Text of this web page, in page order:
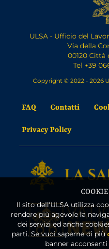
ULSA - Ufficio del
Via della
00120 Città
Tel +39
Copyright © 2022 - 2026
FAQ Contatti
Privacy Policy
Il sito dell'ULSA utilizza
rendere più agevole la
dei servizi ed anche
parti. Se vuoi saperne di più
banner acconsenti